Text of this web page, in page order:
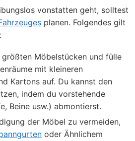
vonstatten geht, solltest
planen. Folgendes gilt
größten Möbelstücken und fülle
mit kleineren
Kartons auf. Du kannst den
indem du vorstehende
Beine usw.) abmontierst.
der Möbel zu vermeiden,
oder Ähnlichem